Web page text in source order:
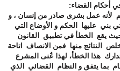
أحكام القضاء:
لأنه عمل بشرى صادر من إنسان ، و
بني عليها الحكم و الأوضاع التي
يقع الخطأ في تطبيق القانون
النتائج منها فمن الانصاف اتاحة
هذا الخطأ، لهذا عٌنى المشرع
بما يتفق و النظام القضائي الذي